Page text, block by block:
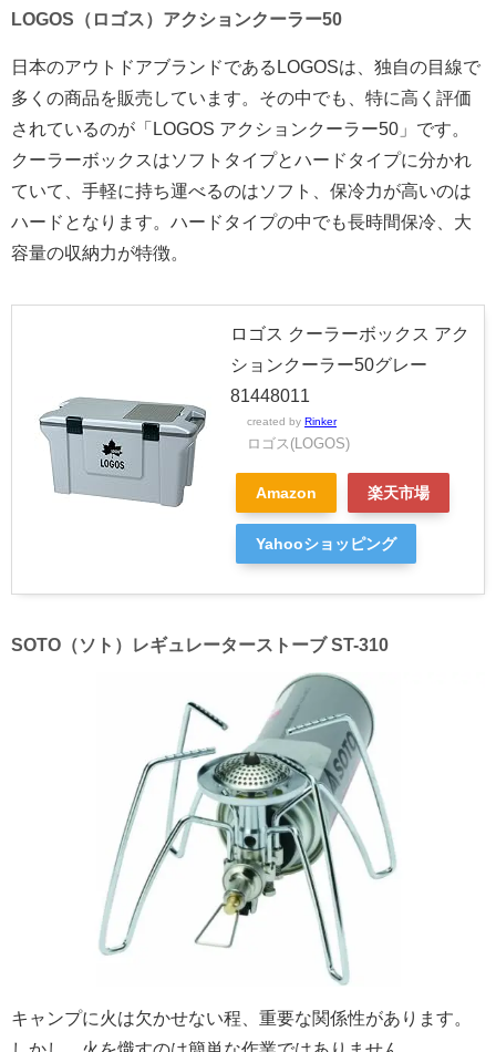
LOGOS（ロゴス）アクションクーラー50
日本のアウトドアブランドであるLOGOSは、独自の目線で
多くの商品を販売しています。その中でも、特に高く評価
されているのが「LOGOS アクションクーラー50」です。
クーラーボックスはソフトタイプとハードタイプに分かれ
ていて、手軽に持ち運べるのはソフト、保冷力が高いのは
ハードとなります。ハードタイプの中でも長時間保冷、大
容量の収納力が特徴。
ロゴス クーラーボックス アク
ションクーラー50グレー
81448011
created by Rinker
ロゴス(LOGOS)
Amazon 楽天市場
Yahooショッピング
SOTO（ソト）レギュレーターストーブ ST-310
キャンプに火は欠かせない程、重要な関係性があります。